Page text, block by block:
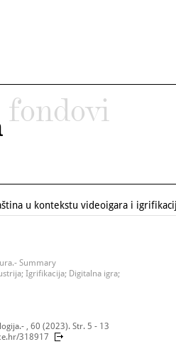
fondovi
u kontekstu videoigara i
Summary
Igrifikacija; Digitalna igra;
, 60 (2023). Str. 5 - 13
318917